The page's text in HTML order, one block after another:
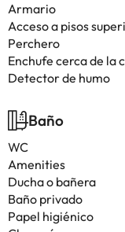
Armario
Acceso a pisos
Perchero
Enchufe cerca de la
Detector de humo
Baño
WC
Amenities
Ducha o bañera
Baño privado
Papel higiénico